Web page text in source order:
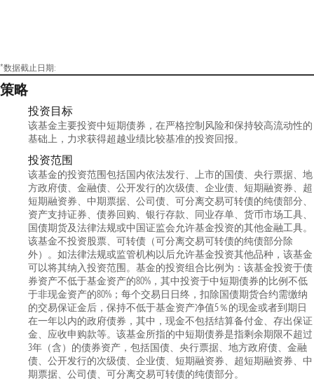
*数据截止日期:
策略
投资目标
该基金主要投资中短期债券，在严格控制风险和保持较高流动性的
基础上，力求获得超越业绩比较基准的投资回报。
投资范围
该基金的投资范围包括国内依法发行、上市的国债、央行票据、地
方政府债、金融债、公开发行的次级债、企业债、短期融资券、超
短期融资券、中期票据、公司债、可分离交易可转债的纯债部分、
资产支持证券、债券回购、银行存款、同业存单、货币市场工具、
国债期货及法律法规或中国证监会允许基金投资的其他金融工具。
该基金不投资股票、可转债（可分离交易可转债的纯债部分除
外）。如法律法规或监管机构以后允许基金投资其他品种，该基金
可以将其纳入投资范围。基金的投资组合比例为：该基金投资于债
券资产不低于基金资产的80%，其中投资于中短期债券的比例不低
于非现金资产的80%；每个交易日日终，扣除国债期货合约需缴纳
的交易保证金后，保持不低于基金资产净值5％的现金或者到期日
在一年以内的政府债券，其中，现金不包括结算备付金、存出保证
金、应收申购款等。该基金所指的中短期债券是指剩余期限不超过
3年（含）的债券资产，包括国债、央行票据、地方政府债、金融
债、公开发行的次级债、企业债、短期融资券、超短期融资券、中
期票据、公司债、可分离交易可转债的纯债部分。